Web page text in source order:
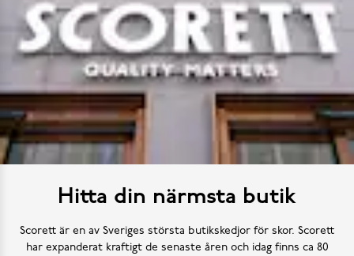
Hitta din närmsta butik
Scorett är en av Sveriges största butikskedjor för skor. Scorett
har expanderat kraftigt de senaste åren och idag finns ca 80